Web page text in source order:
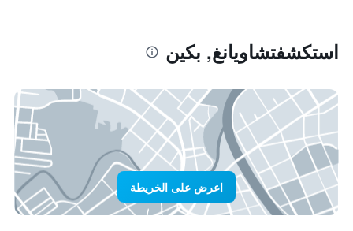
استكشفتشاويانغ, بكين
اعرض على الخريطة